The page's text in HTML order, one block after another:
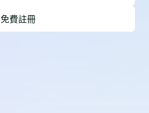
免費註冊